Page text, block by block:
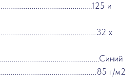
и
x
г/м2